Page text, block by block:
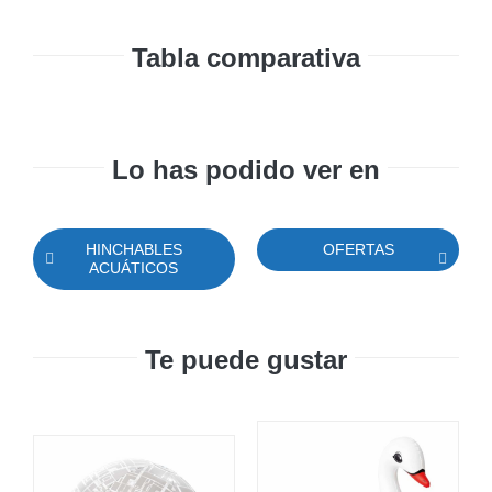
Tabla comparativa
Lo has podido ver en
HINCHABLES
ACUÁTICOS
OFERTAS
Te puede gustar